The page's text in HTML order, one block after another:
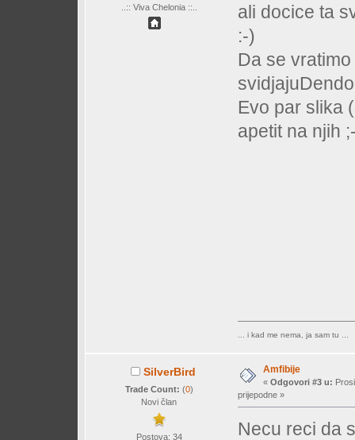
..:: Viva Chelonia ::..
ali docice ta
:-)
Da se
Evo par slika
apetit na njih
... i kad me nema, ja sam tu ...
SilverBird
Trade Count: (0)
Novi član
Postova: 34
Amfibije
« Odgovori #3 u:
prijepodne »
Necu reci da